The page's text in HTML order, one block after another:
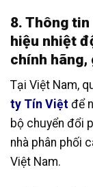
8. Thông
hiệu nhiệt
chính hãng,
Tại Việt Nam,
ty Tín Việt để
bộ chuyển đổi
nhà phân phối
Việt Nam.